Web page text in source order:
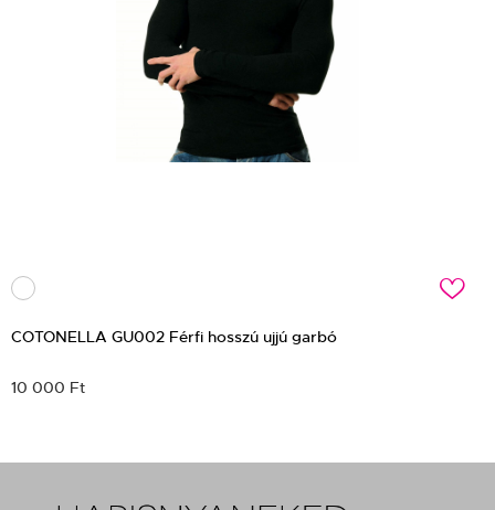
c
COTONELLA GU002 Férfi hosszú ujjú garbó
10 000 Ft